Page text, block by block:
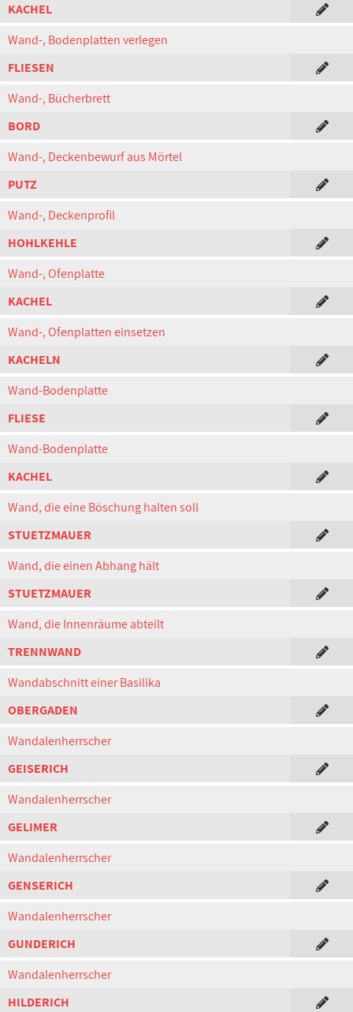
KACHEL
Wand-, Bodenplatten verlegen
FLIESEN
Wand-, Bücherbrett
BORD
Wand-, Deckenbewurf aus Mörtel
PUTZ
Wand-, Deckenprofil
HOHLKEHLE
Wand-, Ofenplatte
KACHEL
Wand-, Ofenplatten einsetzen
KACHELN
Wand-Bodenplatte
FLIESE
Wand-Bodenplatte
KACHEL
Wand, die eine Böschung halten soll
STUETZMAUER
Wand, die einen Abhang hält
STUETZMAUER
Wand, die Innenräume abteilt
TRENNWAND
Wandabschnitt einer Basilika
OBERGADEN
Wandalenherrscher
GEISERICH
Wandalenherrscher
GELIMER
Wandalenherrscher
GENSERICH
Wandalenherrscher
GUNDERICH
Wandalenherrscher
HILDERICH